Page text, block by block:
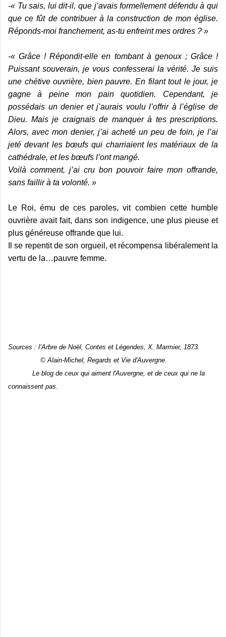
-« Tu sais, lui dit-il, que j’avais formellement défendu à qui
que ce fût de contribuer à la construction de mon église.
Réponds-moi franchement, as-tu enfreint mes ordres ? »
-« Grâce ! Répondit-elle en tombant à genoux ; Grâce !
Puissant souverain, je vous confesserai la vérité. Je suis
une chétive ouvrière, bien pauvre. En filant tout le jour, je
gagne à peine mon pain quotidien. Cependant, je
possédais un denier et j’aurais voulu l’offrir à l’église de
Dieu. Mais je craignais de manquer à tes prescriptions.
Alors, avec mon denier, j’ai acheté un peu de foin, je l’ai
jeté devant les bœufs qui charriaient les matériaux de la
cathédrale, et les bœufs l’ont mangé.
Voilà comment, j’ai cru bon pouvoir faire mon offrande,
sans faillir à ta volonté. »
Le Roi, ému de ces paroles, vit combien cette humble
ouvrière avait fait, dans son indigence, une plus pieuse et
plus généreuse offrande que lui.
Il se repentit de son orgueil, et récompensa libéralement la
vertu de la…pauvre femme.
Sources : l’Arbre de Noël, Contes et Légendes, X. Marmier, 1873.
© Alain-Michel, Regards et Vie d'Auvergne.
Le blog de ceux qui aiment l'Auvergne, et de ceux qui ne la
connaissent pas.